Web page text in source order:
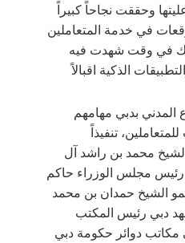
وحققت نجاحاً كبيراً
في خدمة المتعاملين
في وقت شهدت فيه
الذكية اقبالاً
المدني بدبي مهامهم
تنفيذاً
محمد بن راشد آل
رئيس مجلس الوزراء حاكم
الشيخ حمدان بن محمد
دبي رئيس المكتب
مكاتب دوائر حكومة دبي